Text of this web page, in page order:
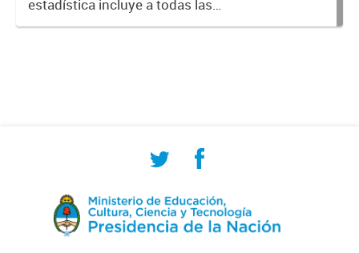
estadística incluye a todas las
personas involucradas